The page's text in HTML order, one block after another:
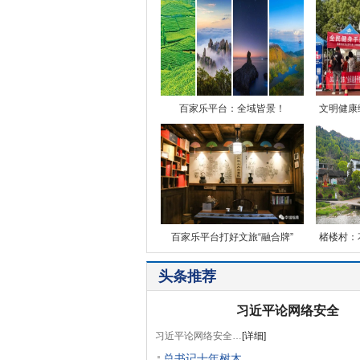
百家乐平台：全域皆景！ 文明健康
百家乐平台打好文旅“融合牌” 楮楼村：
头条推荐
习近平论网络安全
习近平论网络安全… [详细]